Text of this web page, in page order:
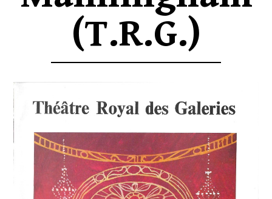
(T.R.G.)